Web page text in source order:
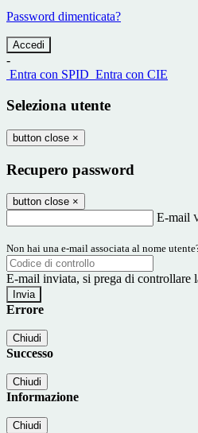
Password dimenticata?
-
Entra con SPID Entra con CIE
Seleziona utente
button close ×
Recupero password
button close ×
E-mail
Non hai una e-mail associata al nome
E-mail inviata, si prega di controllare
Errore
Chiudi
Successo
Chiudi
Informazione
Chiudi